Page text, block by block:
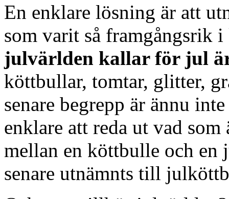
En enklare lösning är att
som varit så framgångsrik
julvärlden kallar för jul
köttbullar, tomtar, glitter,
senare begrepp är ännu
enklare att reda ut vad
mellan en köttbulle och en
senare utnämnts till